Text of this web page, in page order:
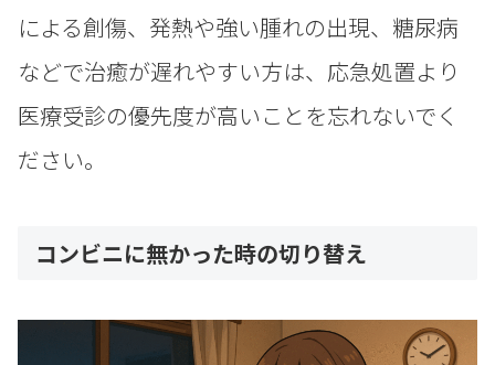
による創傷、発熱や強い腫れの出現、糖尿病
などで治癒が遅れやすい方は、応急処置より
医療受診の優先度が高いことを忘れないでく
ださい。
コンビニに無かった時の切り替え